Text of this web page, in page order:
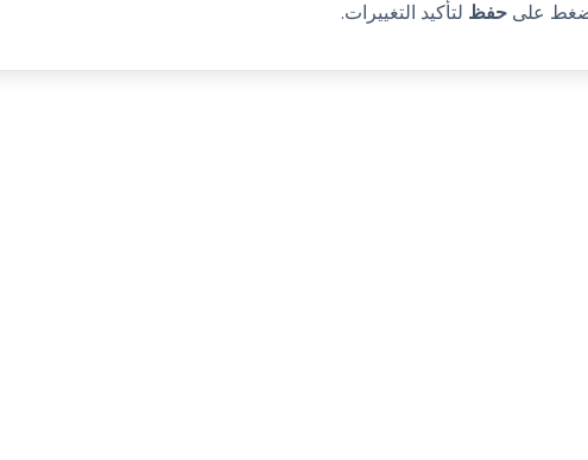
علىحفظ لتأكيد التغييرات.